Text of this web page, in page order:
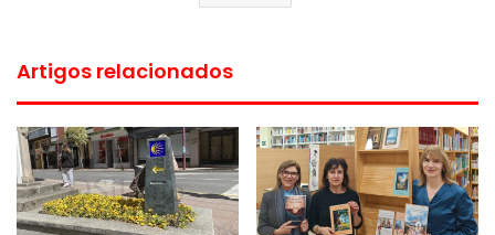
Artigos relacionados